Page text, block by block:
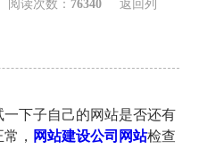
阅读次数： 76340
返回列
下子自己的网站是否还有
， 网站建设公司网站检查